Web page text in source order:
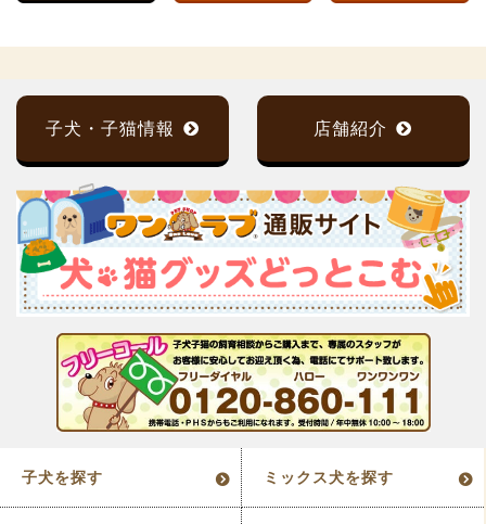
子犬・子猫情報 店舗紹介
子犬を探す ミックス犬を探す